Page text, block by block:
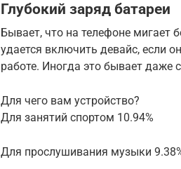
Глубокий заряд батареи
Бывает, что на телефоне мигает
удается включить девайс, если
работе. Иногда это бывает даже
Для чего вам устройство?
Для занятий спортом 10.94%
Для прослушивания музыки